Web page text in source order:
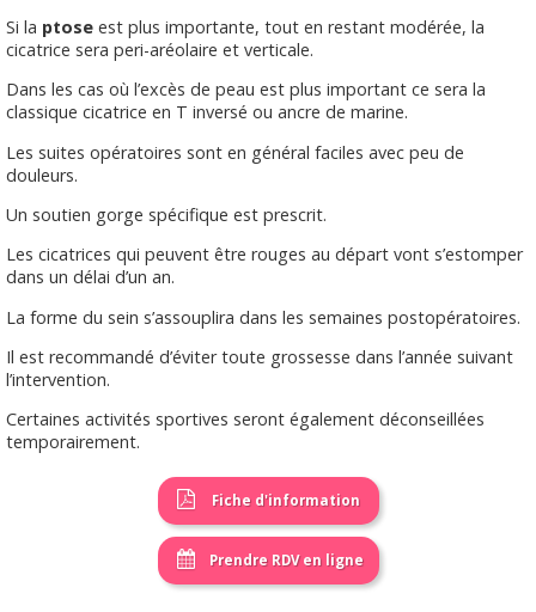
Si la ptose est plus importante, tout en restant modérée, la
cicatrice sera peri-aréolaire et verticale.
Dans les cas où l’excès de peau est plus important ce sera la
classique cicatrice en T inversé ou ancre de marine.
Les suites opératoires sont en général faciles avec peu de
douleurs.
Un soutien gorge spécifique est prescrit.
Les cicatrices qui peuvent être rouges au départ vont s’estomper
dans un délai d’un an.
La forme du sein s’assouplira dans les semaines postopératoires.
Il est recommandé d’éviter toute grossesse dans l’année suivant
l’intervention.
Certaines activités sportives seront également déconseillées
temporairement.
Fiche d'information
Prendre RDV en ligne